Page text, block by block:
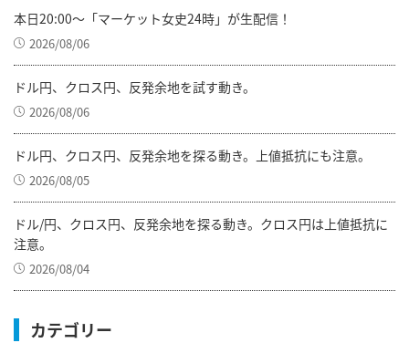
本日20:00～「マーケット女史24時」が生配信！
2026/08/06
ドル円、クロス円、反発余地を試す動き。
2026/08/06
ドル円、クロス円、反発余地を探る動き。上値抵抗にも注意。
2026/08/05
ドル/円、クロス円、反発余地を探る動き。クロス円は上値抵抗に
注意。
2026/08/04
カテゴリー